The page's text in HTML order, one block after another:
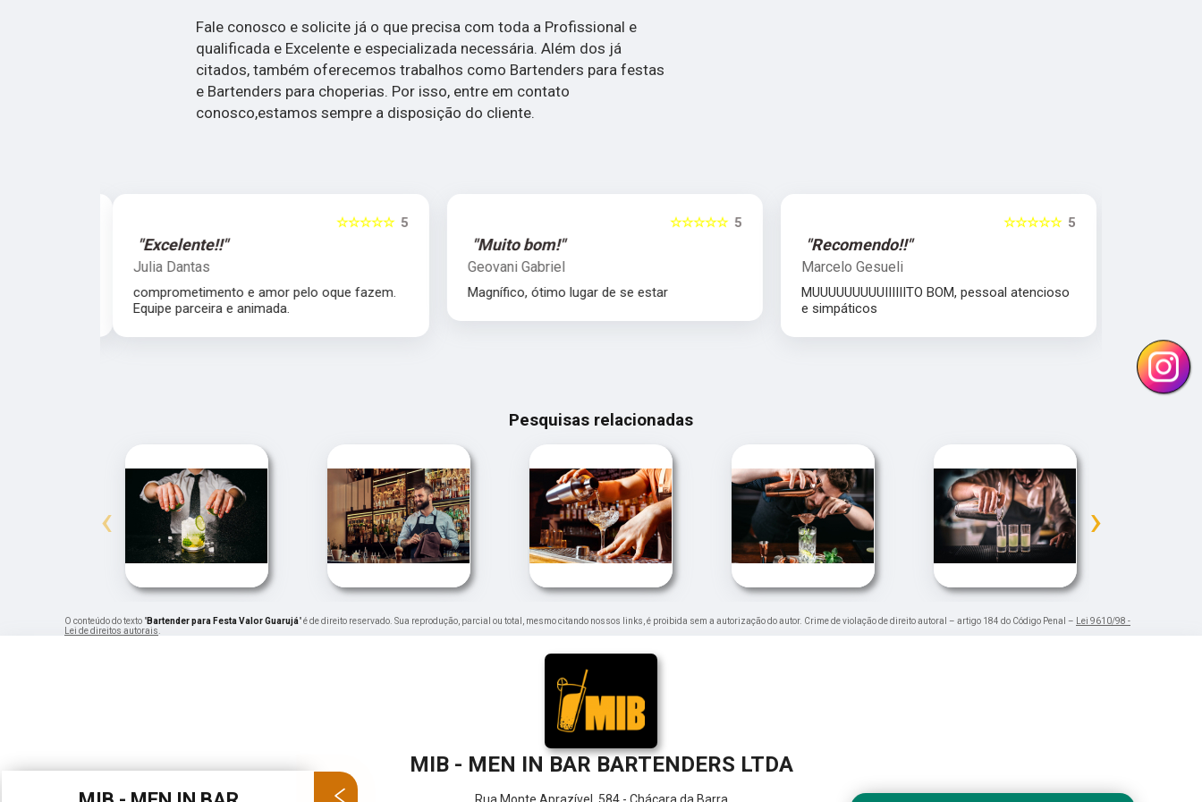
Fale conosco e solicite já o que precisa com toda a Profissional e
qualificada e Excelente e especializada necessária. Além dos já
citados, também oferecemos trabalhos como Bartenders para festas
e Bartenders para choperias. Por isso, entre em contato
conosco,estamos sempre a disposição do cliente.
5
☆☆☆☆☆
"Excelente!!"
Julia Dantas
comprometimento e amor pelo oque fazem.
Equipe parceira e animada.
5
☆☆☆☆☆
"Muito bom!"
Geovani Gabriel
Magnífico, ótimo lugar de se estar
5
☆☆☆☆☆
"Recomendo!!"
Marcelo Gesueli
MUUUUUUUUUIIIIIITO BOM, pessoal atencioso
e simpáticos
Pesquisas relacionadas
‹ ›
O conteúdo do texto "Bartender para Festa Valor Guarujá" é de direito reservado. Sua reprodução, parcial ou total, mesmo citando nossos links, é proibida sem a autorização do autor. Crime de violação de direito autoral – artigo 184 do Código Penal – Lei 9610/98 -
Lei de direitos autorais.
MIB - MEN IN BAR BARTENDERS LTDA